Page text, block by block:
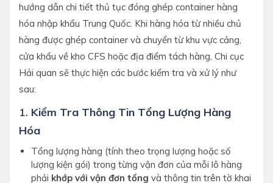
hướng dẫn chi tiết thủ tục đóng ghép container hàng
hóa nhập khẩu Trung Quốc. Khi hàng hóa từ nhiều chủ
hàng được ghép container và chuyển từ khu vực cảng,
cửa khẩu về kho CFS hoặc địa điểm tách hàng, Chi cục
Hải quan sẽ thực hiện các bước kiểm tra và xử lý như
sau:
1. Kiểm Tra Thông Tin Tổng Lượng Hàng
Hóa
Tổng lượng hàng (tính theo trọng lượng hoặc số
lượng kiện gói) trong từng vận đơn của mỗi lô hàng
phải khớp với vận đơn tổng và thông tin trên tờ khai